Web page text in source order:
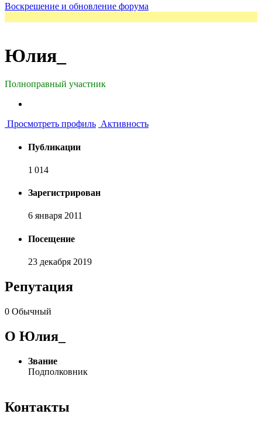
Воскрешение и обновление форума
Юлия_
Полноправный участник
Просмотреть профиль Активность
Публикации
1 014
Зарегистрирован
6 января 2011
Посещение
23 декабря 2019
Репутация
0 Обычный
О Юлия_
Звание
Подполковник
Контакты